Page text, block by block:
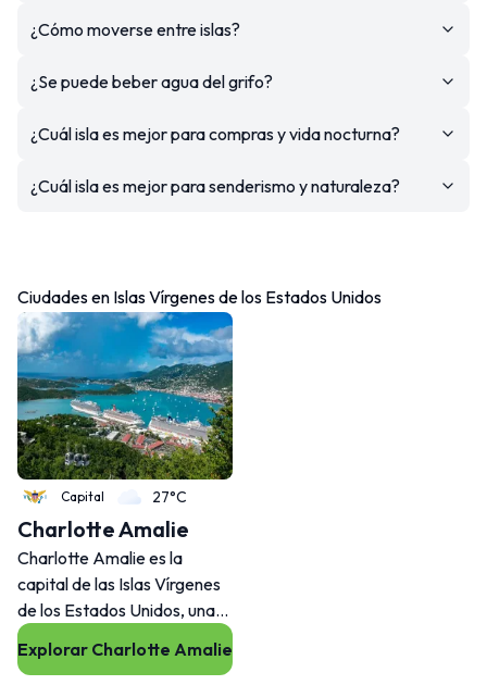
¿Cómo moverse entre islas?
¿Se puede beber agua del grifo?
¿Cuál isla es mejor para compras y vida nocturna?
¿Cuál isla es mejor para senderismo y naturaleza?
Ciudades en Islas Vírgenes de los Estados Unidos
Capital 27°C
Charlotte Amalie
Charlotte Amalie es la
capital de las Islas Vírgenes
de los Estados Unidos, una
ciudad portuaria donde la
historia, las compras y la vida
Explorar Charlotte Amalie